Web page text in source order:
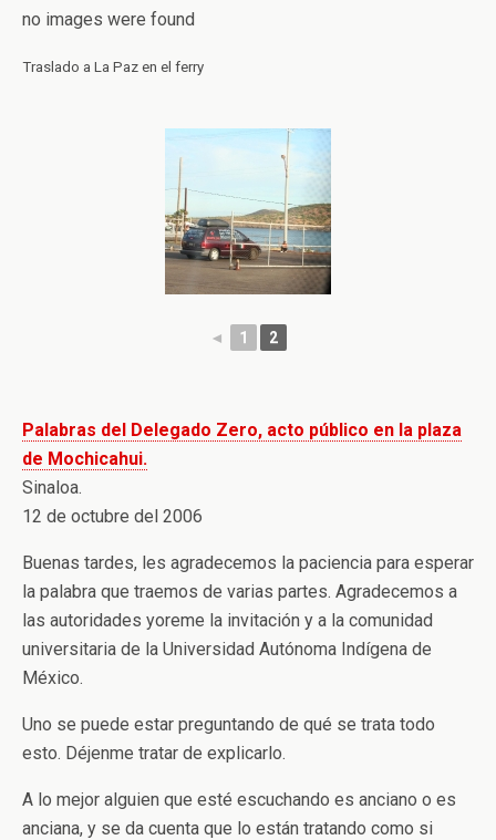
no images were found
Traslado a La Paz en el ferry
◄ 1 2
Palabras del Delegado Zero, acto público en la plaza
de Mochicahui.
Sinaloa.
12 de octubre del 2006
Buenas tardes, les agradecemos la paciencia para esperar
la palabra que traemos de varias partes. Agradecemos a
las autoridades yoreme la invitación y a la comunidad
universitaria de la Universidad Autónoma Indígena de
México.
Uno se puede estar preguntando de qué se trata todo
esto. Déjenme tratar de explicarlo.
A lo mejor alguien que esté escuchando es anciano o es
anciana, y se da cuenta que lo están tratando como si